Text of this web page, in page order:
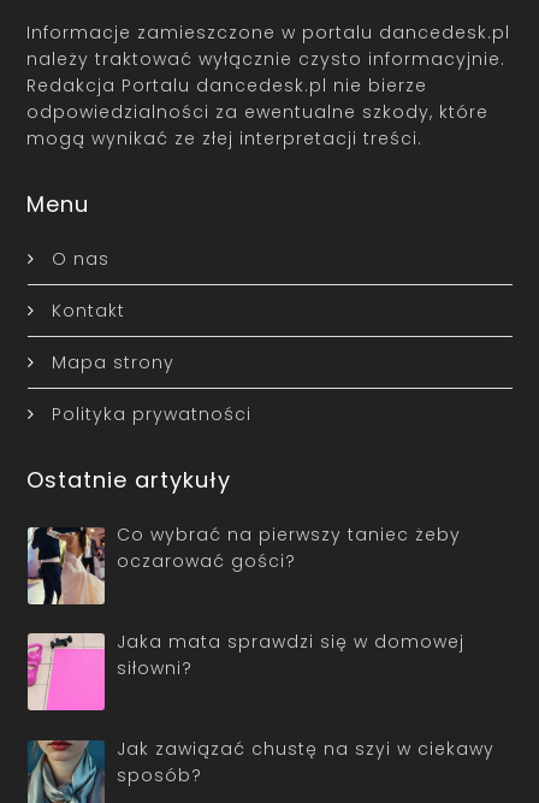
Informacje zamieszczone w portalu dancedesk.pl
należy traktować wyłącznie czysto informacyjnie.
Redakcja Portalu dancedesk.pl nie bierze
odpowiedzialności za ewentualne szkody, które
mogą wynikać ze złej interpretacji treści.
Menu
O nas
Kontakt
Mapa strony
Polityka prywatności
Ostatnie artykuły
Co wybrać na pierwszy taniec żeby
oczarować gości?
Jaka mata sprawdzi się w domowej
siłowni?
Jak zawiązać chustę na szyi w ciekawy
sposób?